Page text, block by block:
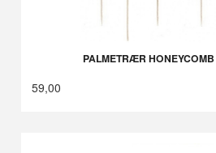
PALMETRÆR
59,00